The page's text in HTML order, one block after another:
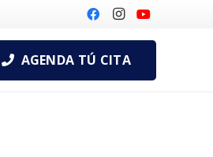
AGENDA TÚ CITA